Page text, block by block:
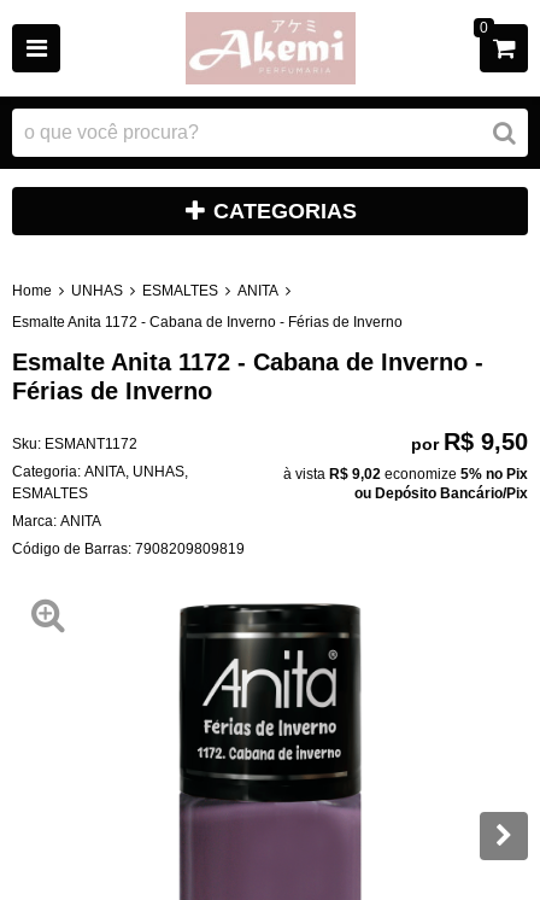
0
CATEGORIAS
Home UNHAS ESMALTES
ANITA
Esmalte Anita 1172 - Cabana de Inverno - Férias de Inverno
Esmalte Anita 1172 - Cabana de Inverno -
Férias de Inverno
Sku: ESMANT1172
Categoria: ANITA UNHAS
ESMALTES
Marca: ANITA
Código de Barras: 7908209809819
por R$ 9,50
à vista R$ 9,02 economize 5% no Pix
ou Depósito Bancário/Pix